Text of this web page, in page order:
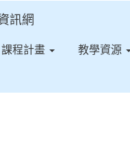
訊網
課程計畫 教學資源